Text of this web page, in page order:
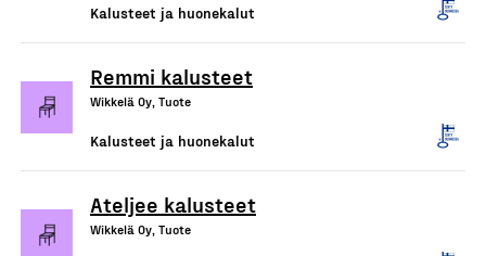
Kalusteet ja huonekalut
Remmi kalusteet
Wikkelä Oy, Tuote
Kalusteet ja huonekalut
Ateljee kalusteet
Wikkelä Oy, Tuote